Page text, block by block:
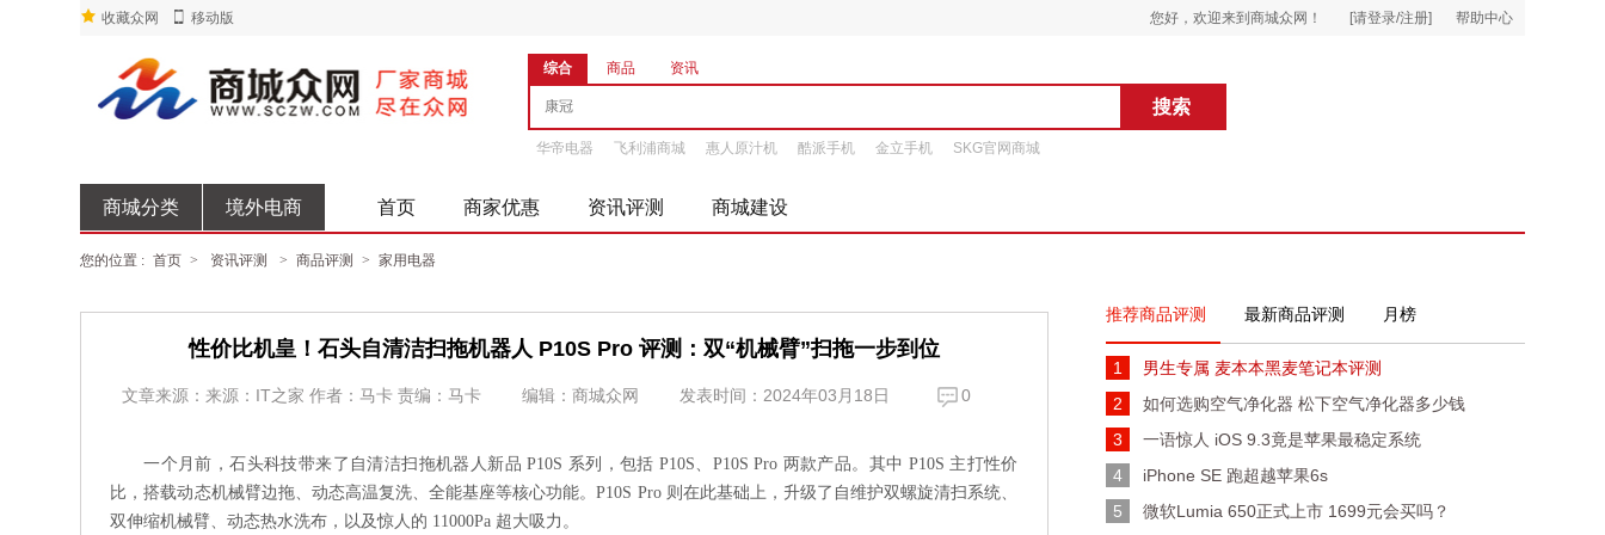
收藏众网 移动版 您好，欢迎来到商城众网！ [请登录/注册] 帮助中心
综合 商品 资讯
华帝电器 飞利浦商城 惠人原汁机 酷派手机 金立手机 SKG官网商城
商城分类 境外电商 首页 商家优惠 资讯评测 商城建设
您的位置 : 首页 > 资讯评测 > 商品评测 > 家用电器
性价比机皇！石头自清洁扫拖机器人 P10S Pro 评测：双“机械臂”扫拖一步到位
文章来源：来源：IT之家 作者：马卡 责编：马卡 编辑：商城众网 发表时间：2024年03月18日 0
一个月前，石头科技带来了自清洁扫拖机器人新品 P10S 系列，包括 P10S、P10S Pro 两款产品。其中 P10S 主打性价
比，搭载动态机械臂边拖、动态高温复洗、全能基座等核心功能。P10S Pro 则在此基础上，升级了自维护双螺旋清扫系统、
双伸缩机械臂、动态热水洗布，以及惊人的 11000Pa 超大吸力。
推荐商品评测 最新商品评测 月榜
1
男生专属 麦本本黑麦笔记本评测
2
如何选购空气净化器 松下空气净化器多少钱
3
一语惊人 iOS 9.3竟是苹果最稳定系统
4
iPhone SE 跑超越苹果6s
5
微软Lumia 650正式上市 1699元会买吗？